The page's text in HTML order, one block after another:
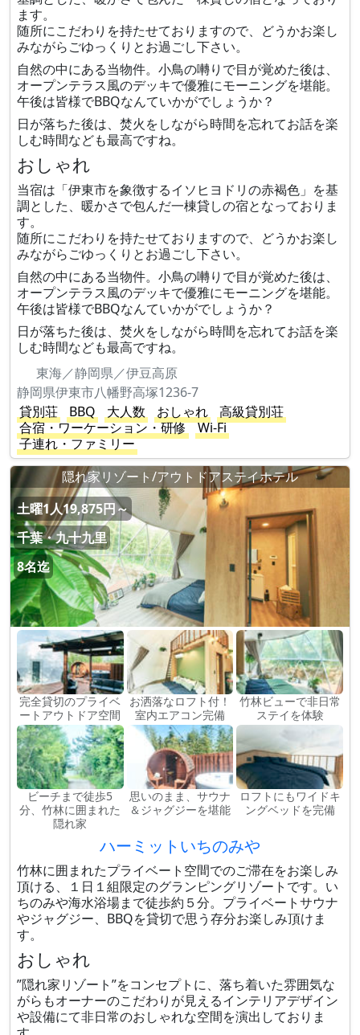
ます。
随所にこだわりを持たせておりますので、どうかお楽し
みながらごゆっくりとお過ごし下さい。
自然の中にある当物件。小鳥の囀りで目が覚めた後は、
オープンテラス風のデッキで優雅にモーニングを堪能。
午後は皆様でBBQなんていかがでしょうか？
日が落ちた後は、焚火をしながら時間を忘れてお話を楽
しむ時間なども最高ですね。
おしゃれ
当宿は「伊東市を象徴するイソヒヨドリの赤褐色」を基
調とした、暖かさで包んだ一棟貸しの宿となっておりま
す。
随所にこだわりを持たせておりますので、どうかお楽し
みながらごゆっくりとお過ごし下さい。
自然の中にある当物件。小鳥の囀りで目が覚めた後は、
オープンテラス風のデッキで優雅にモーニングを堪能。
午後は皆様でBBQなんていかがでしょうか？
日が落ちた後は、焚火をしながら時間を忘れてお話を楽
しむ時間なども最高ですね。
東海／静岡県／伊豆高原
静岡県伊東市八幡野高塚1236-7
貸別荘
BBQ 大人数 おしゃれ
高級貸別荘
合宿・ワーケーション・研修
Wi-Fi
子連れ・ファミリー
隠れ家リゾート/アウトドアステイホテル
土曜1人19,875円～
千葉・九十九里
8名迄
完全貸切のプライベ
ートアウトドア空間
お洒落なロフト付！
室内エアコン完備
竹林ビューで非日常
ステイを体験
ビーチまで徒歩5
分、竹林に囲まれた
隠れ家
思いのまま、サウナ
＆ジャグジーを堪能
ロフトにもワイドキ
ングベッドを完備
ハーミットいちのみや
竹林に囲まれたプライベート空間でのご滞在をお楽しみ
頂ける、１日１組限定のグランピングリゾートです。い
ちのみや海水浴場まで徒歩約５分。プライベートサウナ
やジャグジー、BBQを貸切で思う存分お楽しみ頂けま
す。
おしゃれ
”隠れ家リゾート”をコンセプトに、落ち着いた雰囲気な
がらもオーナーのこだわりが見えるインテリアデザイン
や設備にて非日常のおしゃれな空間を演出しておりま